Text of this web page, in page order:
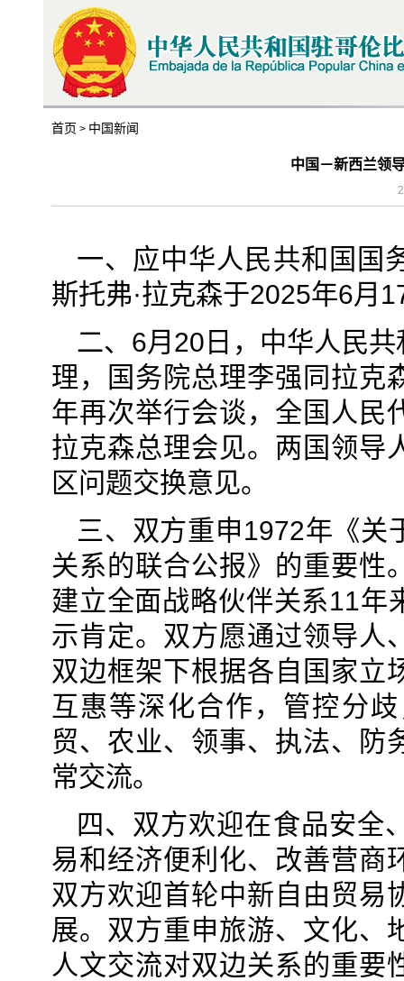
首页 > 中国新闻
中国－新西兰领
一、应中华人民共和国国
斯托弗·拉克森于2025年6月
二、6月20日，中华人民
理，国务院总理李强同拉克
年再次举行会谈，全国人民
拉克森总理会见。两国领导
区问题交换意见。
三、双方重申1972年《关
关系的联合公报》的重要性
建立全面战略伙伴关系11年
示肯定。双方愿通过领导人
双边框架下根据各自国家立
互惠等深化合作，管控分
贸、农业、领事、执法、防
常交流。
四、双方欢迎在食品安全
易和经济便利化、改善营商
双方欢迎首轮中新自由贸易
展。双方重申旅游、文化、
人文交流对双边关系的重要